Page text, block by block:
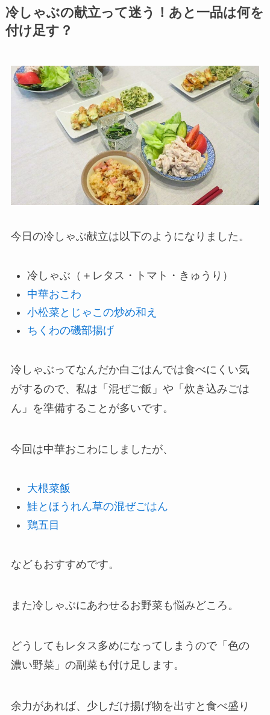
冷しゃぶの献立って迷う！あと一品は何を
付け足す？
今日の冷しゃぶ献立は以下のようになりました。
冷しゃぶ（＋レタス・トマト・きゅうり）
中華おこわ
小松菜とじゃこの炒め和え
ちくわの磯部揚げ
冷しゃぶってなんだか白ごはんでは食べにくい気
がするので、私は「混ぜご飯」や「炊き込みごは
ん」を準備することが多いです。
今回は中華おこわにしましたが、
大根菜飯
鮭とほうれん草の混ぜごはん
鶏五目
などもおすすめです。
また冷しゃぶにあわせるお野菜も悩みどころ。
どうしてもレタス多めになってしまうので「色の
濃い野菜」の副菜も付け足します。
余力があれば、少しだけ揚げ物を出すと食べ盛り